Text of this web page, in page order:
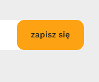
zapisz się